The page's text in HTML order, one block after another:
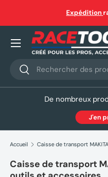
Aller au contenu
Expédition
Recherche
Rechercher
Nos produits
De nombreux
J'en
Accueil Caisse de transport
Caisse de transport